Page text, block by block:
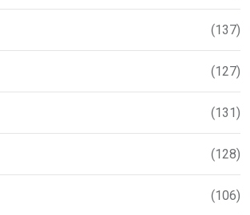
(137)
(127)
(131)
(128)
(106)